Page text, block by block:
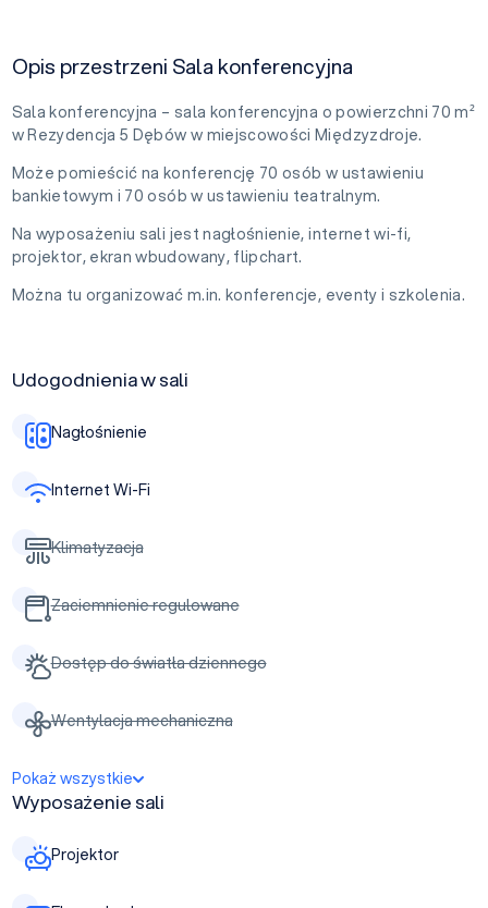
Opis przestrzeni Sala konferencyjna
Sala konferencyjna – sala konferencyjna o powierzchni 70 m²
w Rezydencja 5 Dębów w miejscowości Międzyzdroje.
Może pomieścić na konferencję 70 osób w ustawieniu
bankietowym i 70 osób w ustawieniu teatralnym.
Na wyposażeniu sali jest nagłośnienie, internet wi-fi,
projektor, ekran wbudowany, flipchart.
Można tu organizować m.in. konferencje, eventy i szkolenia.
Udogodnienia w sali
Nagłośnienie
Internet Wi-Fi
Klimatyzacja
Zaciemnienie regulowane
Dostęp do światła dziennego
Wentylacja mechaniczna
Pokaż wszystkie
Wyposażenie sali
Projektor